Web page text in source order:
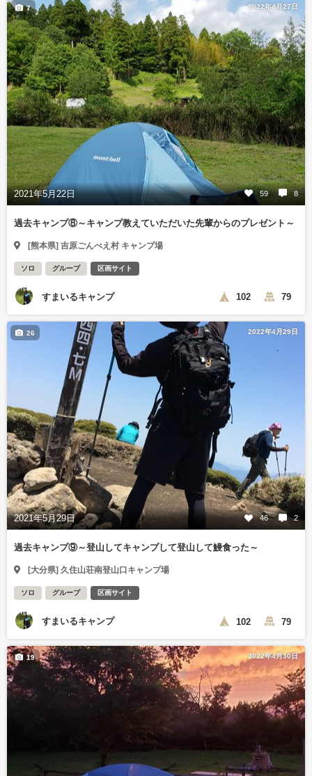
2022年4月27日
2021年5月22日 59 8
7
過去キャンプ⑧～キャンプ教えていただいた先輩からのプレゼント～
[熊本県] 吉原ごんべえ村 キャンプ場
ソロ グループ 区画サイト
すまいるキャンプ 102 79
2022年4月29日
2021年5月29日 46 2
26
過去キャンプ⑨～登山してキャンプして登山して鰻食った～
[大分県] 久住山荘南登山口キャンプ場
ソロ グループ 区画サイト
すまいるキャンプ 102 79
2022年4月30日
19